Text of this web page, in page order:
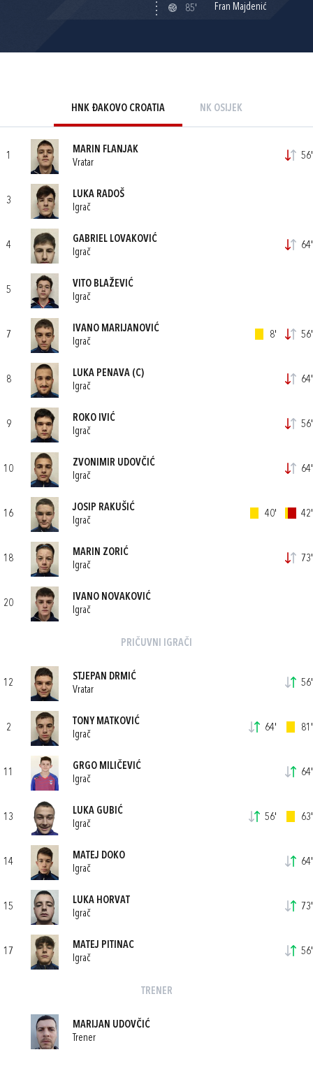
85'
Fran Majdenić
HNK ĐAKOVO CROATIA NK OSIJEK
1
MARIN FLANJAK
Vratar
56'
3
LUKA RADOŠ
Igrač
4
GABRIEL LOVAKOVIĆ
Igrač
64'
5
VITO BLAŽEVIĆ
Igrač
7
IVANO MARIJANOVIĆ
Igrač
8' 56'
8
LUKA PENAVA (C)
Igrač
64'
9
ROKO IVIĆ
Igrač
56'
10
ZVONIMIR UDOVČIĆ
Igrač
64'
16
JOSIP RAKUŠIĆ
Igrač
40' 42'
18
MARIN ZORIĆ
Igrač
73'
20
IVANO NOVAKOVIĆ
Igrač
PRIČUVNI IGRAČI
12
STJEPAN DRMIĆ
Vratar
56'
2
TONY MATKOVIĆ
Igrač
64' 81'
11
GRGO MILIČEVIĆ
Igrač
64'
13
LUKA GUBIĆ
Igrač
56' 63'
14
MATEJ DOKO
Igrač
64'
15
LUKA HORVAT
Igrač
73'
17
MATEJ PITINAC
Igrač
56'
TRENER
MARIJAN UDOVČIĆ
Trener